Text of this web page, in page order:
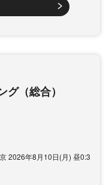
（総合）
2026年8月10日(月) 昼0:3